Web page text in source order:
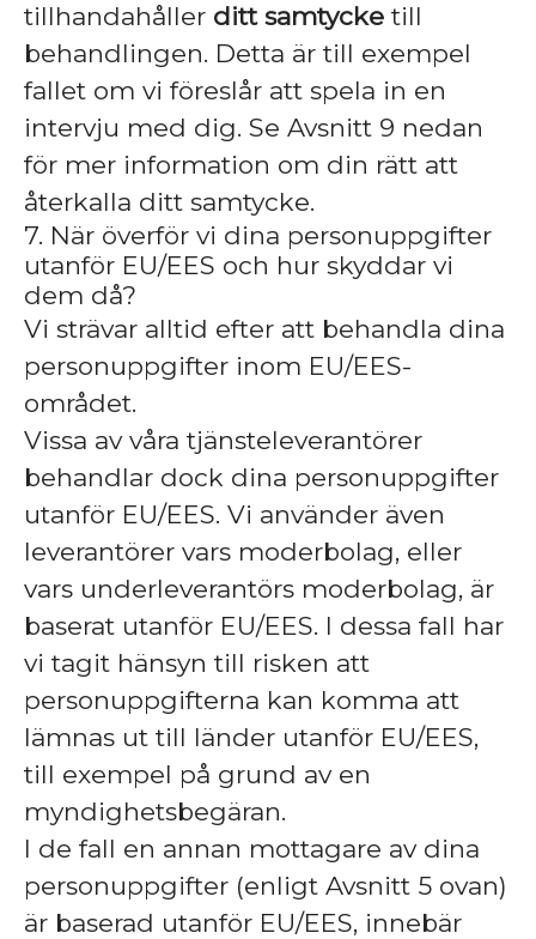
tillhandahåller ditt samtycke till
behandlingen. Detta är till exempel
fallet om vi föreslår att spela in en
intervju med dig. Se Avsnitt 9 nedan
för mer information om din rätt att
återkalla ditt samtycke.
7. När överför vi dina personuppgifter
utanför EU/EES och hur skyddar vi
dem då?
Vi strävar alltid efter att behandla dina
personuppgifter inom EU/EES-
området.
Vissa av våra tjänsteleverantörer
behandlar dock dina personuppgifter
utanför EU/EES. Vi använder även
leverantörer vars moderbolag, eller
vars underleverantörs moderbolag, är
baserat utanför EU/EES. I dessa fall har
vi tagit hänsyn till risken att
personuppgifterna kan komma att
lämnas ut till länder utanför EU/EES,
till exempel på grund av en
myndighetsbegäran.
I de fall en annan mottagare av dina
personuppgifter (enligt Avsnitt 5 ovan)
är baserad utanför EU/EES, innebär